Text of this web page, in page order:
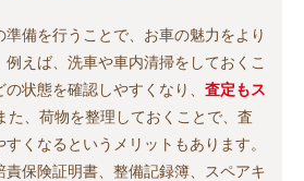
備を行うことで、お車の魅力をより
えば、洗車や車内清掃をしておくこ
状態を確認しやすくなり、 査定もス
た、荷物を整理しておくことで、査
くなるというメリットもあります。
責保険証明書、整備記録簿、スペアキ